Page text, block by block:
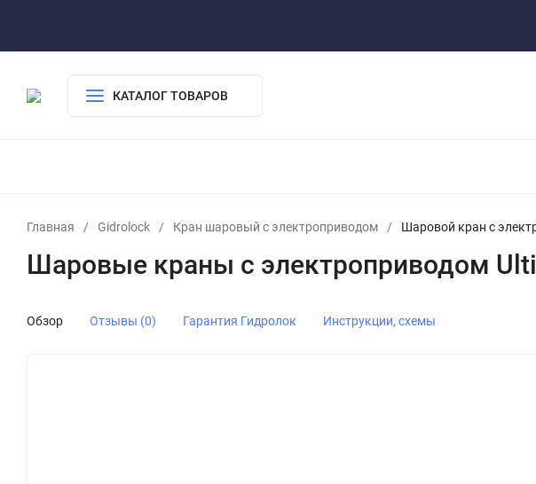
КАТАЛОГ ТОВАРОВ
Главная / Gidrolock / Кран шаровый с электроприводом / Шаровой кран с
Шаровые краны с электроприводом
Обзор Отзывы (0) Гарантия Гидролок Инструкции, схемы